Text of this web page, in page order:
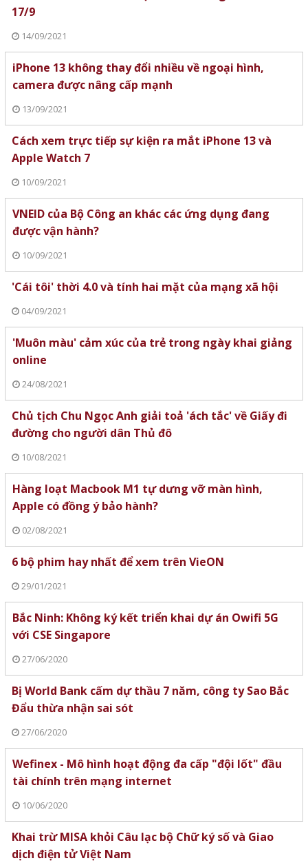
17/9
14/09/2021
iPhone 13 không thay đổi nhiều về ngoại hình,
camera được nâng cấp mạnh
13/09/2021
Cách xem trực tiếp sự kiện ra mắt iPhone 13 và
Apple Watch 7
10/09/2021
VNEID của Bộ Công an khác các ứng dụng đang
được vận hành?
10/09/2021
'Cái tôi' thời 4.0 và tính hai mặt của mạng xã hội
04/09/2021
'Muôn màu' cảm xúc của trẻ trong ngày khai giảng
online
24/08/2021
Chủ tịch Chu Ngọc Anh giải toả 'ách tắc' về Giấy đi
đường cho người dân Thủ đô
10/08/2021
Hàng loạt Macbook M1 tự dưng vỡ màn hình,
Apple có đồng ý bảo hành?
02/08/2021
6 bộ phim hay nhất để xem trên VieON
29/01/2021
Bắc Ninh: Không ký kết triển khai dự án Owifi 5G
với CSE Singapore
27/06/2020
Bị World Bank cấm dự thầu 7 năm, công ty Sao Bắc
Đẩu thừa nhận sai sót
27/06/2020
Wefinex - Mô hình hoạt động đa cấp "đội lốt" đầu
tài chính trên mạng internet
10/06/2020
Khai trừ MISA khỏi Câu lạc bộ Chữ ký số và Giao
dịch điện tử Việt Nam